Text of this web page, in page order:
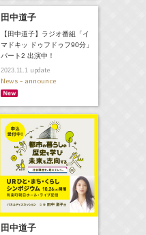
田中道子
【田中道子】ラジオ番組「イ
マドキッ ドゥフドゥフ90分」
パート2 出演中！
2023.11.1update
News - announce
田中道子